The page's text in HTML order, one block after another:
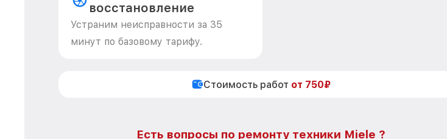
восстановление
Устраним неисправности за 35
минут по базовому тарифу.
Стоимость работ от 750₽
Есть вопросы по ремонту техники Miele ?